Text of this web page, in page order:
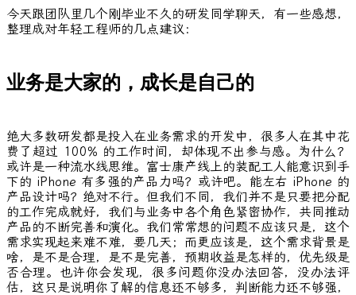
今天跟团队里几个刚毕业不久的研发同学聊天，有一些感想，
整理成对年轻工程师的几点建议：
业务是大家的，成长是自己的
绝大多数研发都是投入在业务需求的开发中，很多人在其中花
费了超过 100% 的工作时间，却体现不出参与感。为什么？
或许是一种流水线思维。富士康产线上的装配工人能意识到手
下的 iPhone 有多强的产品力吗？或许吧。能左右 iPhone 的
产品设计吗？绝对不行。但我们不同，我们并不是只要把分配
的工作完成就好，我们与业务中各个角色紧密协作，共同推动
产品的不断完善和演化。我们常常想的问题不应该只是，这个
需求实现起来难不难，要几天；而更应该是，这个需求背景是
啥，是不是合理，是不是完善，预期收益是怎样的，优先级是
否合理。也许你会发现，很多问题你没办法回答，没办法评
估，这只是说明你了解的信息还不够多，判断能力还不够强，